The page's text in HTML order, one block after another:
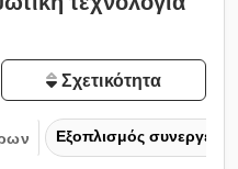
Σχετικότητα
Εξοπλισμός